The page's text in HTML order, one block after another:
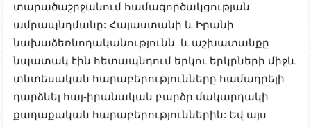
տարածաշրջանում համագործակցության
ամրապնդմանը: Հայաստանի և Իրանի
նախաձեռնողականությունն և աշխատանքը
նպատակ էին հետապնդում երկու երկրների միջև
տնտեսական հարաբերությունները համադրելի
դարձնել հայ-իրանական բարձր մակարդակի
քաղաքական հարաբերություններին: Եվ այս